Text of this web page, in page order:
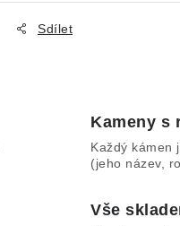
Sdílet
Kameny s
Každý kámen
(jeho název,
Vše